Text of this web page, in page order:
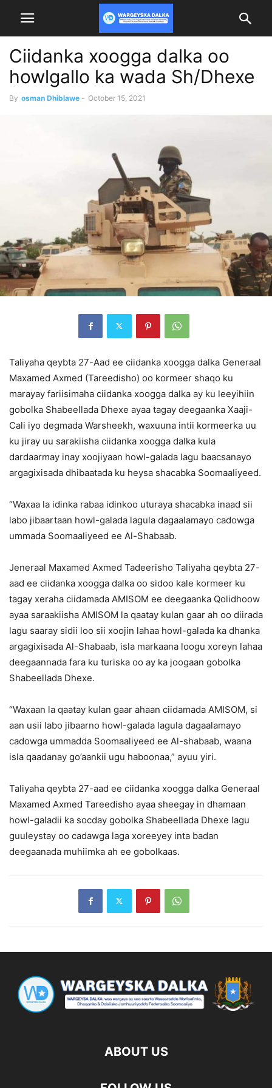
Ciidanka xoogga dalka oo
howlgallo ka wada Sh/Dhexe
By osman Dhiblawe - October 15, 2021
Taliyaha qeybta 27-Aad ee ciidanka xoogga dalka Generaal
Maxamed Axmed (Tareedisho) oo kormeer shaqo ku
marayay fariisimaha ciidanka xoogga dalka ay ku leeyihiin
gobolka Shabeellada Dhexe ayaa tagay deegaanka Xaaji-
Cali iyo degmada Warsheekh, waxuuna intii kormeerka uu
ku jiray uu sarakiisha ciidanka xoogga dalka kula
dardaarmay inay xoojiyaan howl-galada lagu baacsanayo
argagixisada dhibaatada ku heysa shacabka Soomaaliyeed.
“Waxaa la idinka rabaa idinkoo uturaya shacabka inaad sii
labo jibaartaan howl-galada lagula dagaalamayo cadowga
ummada Soomaaliyeed ee Al-Shabaab.
Jeneraal Maxamed Axmed Tadeerisho Taliyaha qeybta 27-
aad ee ciidanka xoogga dalka oo sidoo kale kormeer ku
tagay xeraha ciidamada AMISOM ee deegaanka Qolidhoow
ayaa saraakiisha AMISOM la qaatay kulan gaar ah oo diirada
lagu saaray sidii loo sii xoojin lahaa howl-galada ka dhanka
argagixisada Al-Shabaab, isla markaana loogu xoreyn lahaa
deegaannada fara ku turiska oo ay ka joogaan gobolka
Shabeellada Dhexe.
“Waxaan la qaatay kulan gaar ahaan ciidamada AMISOM, si
aan usii labo jibaarno howl-galada lagula dagaalamayo
cadowga ummadda Soomaaliyeed ee Al-shabaab, waana
isla qaadanay go’aankii ugu haboonaa,” ayuu yiri.
Taliyaha qeybta 27-aad ee ciidanka xoogga dalka Generaal
Maxamed Axmed Tareedisho ayaa sheegay in dhamaan
howl-galadii ka socday gobolka Shabeellada Dhexe lagu
guuleystay oo cadawga laga xoreeyey inta badan
deegaanada muhiimka ah ee gobolkaas.
ABOUT US